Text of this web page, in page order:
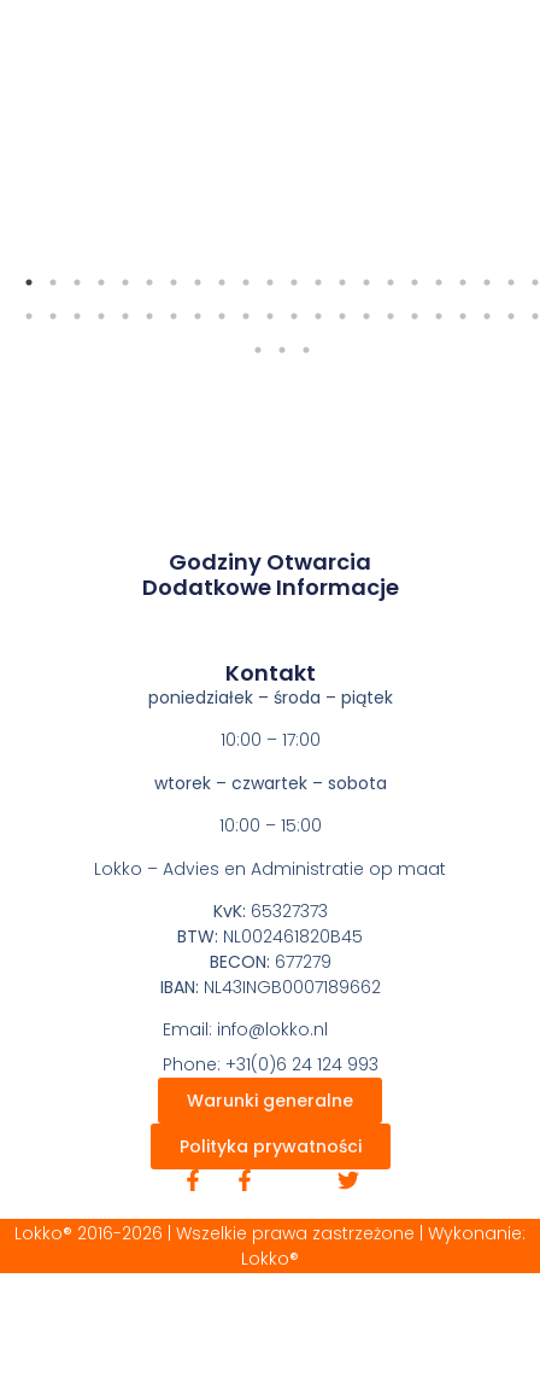
Godziny Otwarcia
Dodatkowe Informacje
Kontakt​
poniedziałek – środa – piątek
10:00 – 17:00
wtorek – czwartek – sobota
10:00 – 15:00
Lokko – Advies en Administratie op maat
KvK: 65327373
BTW: NL002461820B45
BECON: 677279
IBAN: NL43INGB0007189662
Email: info@lokko.nl
Phone: +31(0)6 24 124 993
Warunki generalne
Polityka prywatności
Lokko® 2016-2026 | Wszelkie prawa zastrzeżone | Wykonanie:
Lokko®